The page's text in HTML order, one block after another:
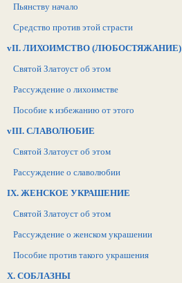
Пьянству начало
Средство против этой страсти
vII. ЛИХОИМСТВО (ЛЮБОСТЯЖАНИЕ)
Святой Златоуст об этом
Рассуждение о лихоимстве
Пособие к избежанию от этого
vIII. СЛАВОЛЮБИЕ
Святой Златоуст об этом
Рассуждение о славолюбии
IX. ЖЕНСКОЕ УКРАШЕНИЕ
Святой Златоуст об этом
Рассуждение о женском украшении
Пособие против такого украшения
X. СОБЛАЗНЫ